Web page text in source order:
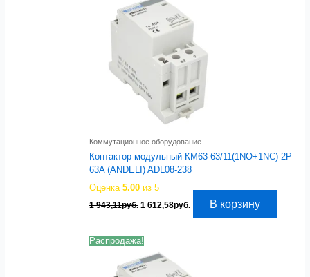
Коммутационное оборудование
Контактор модульный КМ63-63/11(1NO+1NC) 2P
63A (ANDELI) ADL08-238
Оценка5.00 из 5
1 943,11руб. Первоначальная
1
943,11руб..
1 612,58руб. ТекущаяВ корзину
Распродажа!